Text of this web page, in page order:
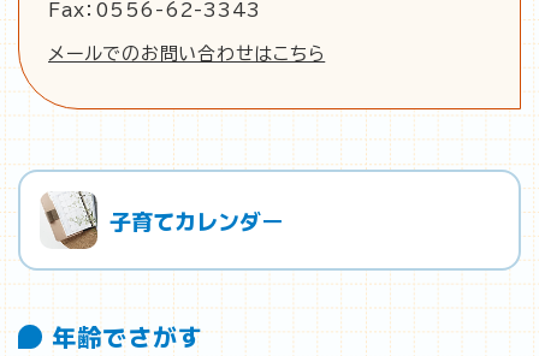
Fax：0556-62-3343
メールでのお問い合わせはこちら
子育てカレンダー
年齢でさがす